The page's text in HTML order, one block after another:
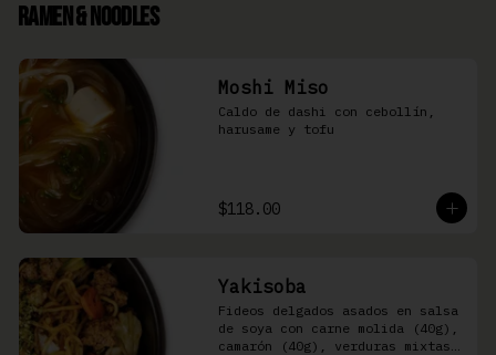
Ramen & Noodles
Moshi Miso
Caldo de dashi con cebollín,
harusame y tofu
$118.00
Yakisoba
Fideos delgados asados en salsa
de soya con carne molida (40g),
camarón (40g), verduras mixtas